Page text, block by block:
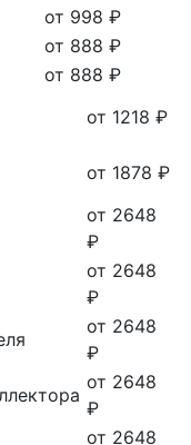
от 998 ₽
от 888 ₽
от 888 ₽
от 1218 ₽
от 1878 ₽
от 2648
₽
от 2648
₽
от 2648
₽
от 2648
₽
от 2648